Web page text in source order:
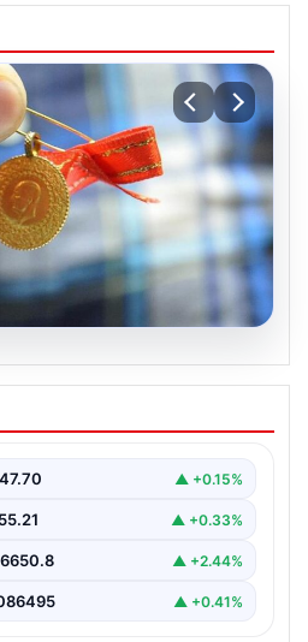
8 Nisan 2026: Altın
Gram, çeyrek,
47.70 ▲ +0.15%
55.21 ▲ +0.33%
6650.8 ▲ +2.44%
▲ +0.41%